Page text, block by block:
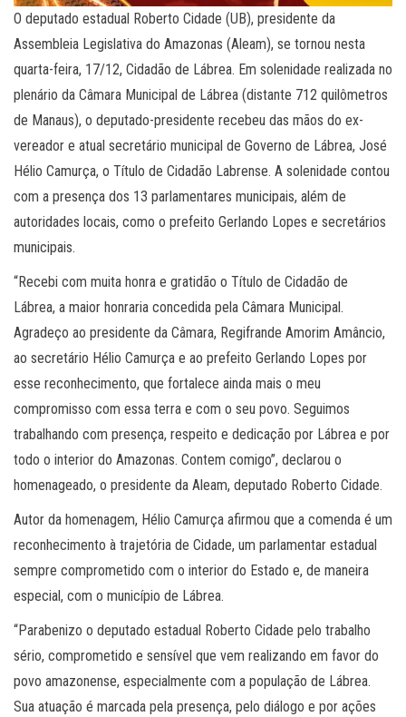
O deputado estadual Roberto Cidade (UB), presidente da
Assembleia Legislativa do Amazonas (Aleam), se tornou nesta
quarta-feira, 17/12, Cidadão de Lábrea. Em solenidade realizada no
plenário da Câmara Municipal de Lábrea (distante 712 quilômetros
de Manaus), o deputado-presidente recebeu das mãos do ex-
vereador e atual secretário municipal de Governo de Lábrea, José
Hélio Camurça, o Título de Cidadão Labrense. A solenidade contou
com a presença dos 13 parlamentares municipais, além de
autoridades locais, como o prefeito Gerlando Lopes e secretários
municipais.
“Recebi com muita honra e gratidão o Título de Cidadão de
Lábrea, a maior honraria concedida pela Câmara Municipal.
Agradeço ao presidente da Câmara, Regifrande Amorim Amâncio,
ao secretário Hélio Camurça e ao prefeito Gerlando Lopes por
esse reconhecimento, que fortalece ainda mais o meu
compromisso com essa terra e com o seu povo. Seguimos
trabalhando com presença, respeito e dedicação por Lábrea e por
todo o interior do Amazonas. Contem comigo”, declarou o
homenageado, o presidente da Aleam, deputado Roberto Cidade.
Autor da homenagem, Hélio Camurça afirmou que a comenda é um
reconhecimento à trajetória de Cidade, um parlamentar estadual
sempre comprometido com o interior do Estado e, de maneira
especial, com o município de Lábrea.
“Parabenizo o deputado estadual Roberto Cidade pelo trabalho
sério, comprometido e sensível que vem realizando em favor do
povo amazonense, especialmente com a população de Lábrea.
Sua atuação é marcada pela presença, pelo diálogo e por ações